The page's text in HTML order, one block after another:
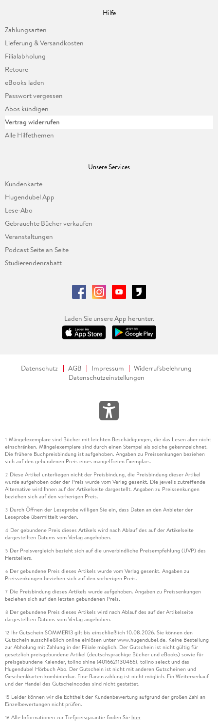
Hilfe
Zahlungsarten
Lieferung & Versandkosten
Filialabholung
Retoure
eBooks laden
Passwort vergessen
Abos kündigen
Vertrag widerrufen
Alle Hilfethemen
Unsere Services
Kundenkarte
Hugendubel App
Lese-Abo
Gebrauchte Bücher verkaufen
Veranstaltungen
Podcast Seite an Seite
Studierendenrabatt
Laden Sie unsere App herunter.
Datenschutz AGB Impressum
Widerrufsbelehrung
Datenschutzeinstellungen
1 Mängelexemplare sind Bücher mit leichten Beschädigungen, die das Lesen aber nicht
einschränken. Mängelexemplare sind durch einen Stempel als solche gekennzeichnet.
Die frühere Buchpreisbindung ist aufgehoben. Angaben zu Preissenkungen beziehen
sich auf den gebundenen Preis eines mangelfreien Exemplars.
2 Diese Artikel unterliegen nicht der Preisbindung, die Preisbindung dieser Artikel
wurde aufgehoben oder der Preis wurde vom Verlag gesenkt. Die jeweils zutreffende
Alternative wird Ihnen auf der Artikelseite dargestellt. Angaben zu Preissenkungen
beziehen sich auf den vorherigen Preis.
3 Durch Öffnen der Leseprobe willigen Sie ein, dass Daten an den Anbieter der
Leseprobe übermittelt werden.
4 Der gebundene Preis dieses Artikels wird nach Ablauf des auf der Artikelseite
dargestellten Datums vom Verlag angehoben.
5 Der Preisvergleich bezieht sich auf die unverbindliche Preisempfehlung (UVP) des
Herstellers.
6 Der gebundene Preis dieses Artikels wurde vom Verlag gesenkt. Angaben zu
Preissenkungen beziehen sich auf den vorherigen Preis.
7 Die Preisbindung dieses Artikels wurde aufgehoben. Angaben zu Preissenkungen
beziehen sich auf den letzten gebundenen Preis.
8 Der gebundene Preis dieses Artikels wird nach Ablauf des auf der Artikelseite
dargestellten Datums vom Verlag angehoben.
12 Ihr Gutschein SOMMER13 gilt bis einschließlich 10.08.2026. Sie können den
Gutschein ausschließlich online einlösen unter www.hugendubel.de. Keine Bestellung
zur Abholung mit Zahlung in der Filiale möglich. Der Gutschein ist nicht gültig für
gesetzlich preisgebundene Artikel (deutschsprachige Bücher und eBooks) sowie für
preisgebundene Kalender, tolino shine (4016621130466), tolino select und das
Hugendubel Hörbuch Abo. Der Gutschein ist nicht mit anderen Gutscheinen und
Geschenkkarten kombinierbar. Eine Barauszahlung ist nicht möglich. Ein Weiterverkauf
und der Handel des Gutscheincodes sind nicht gestattet.
15 Leider können wir die Echtheit der Kundenbewertung aufgrund der großen Zahl an
Einzelbewertungen nicht prüfen.
16 Alle Informationen zur Tiefpreisgarantie finden Sie hier